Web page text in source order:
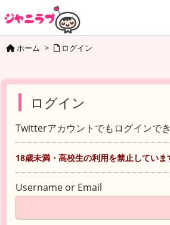
ホーム > ログイン
ログイン
Twitterアカウントでもログインで
18歳未満・高校生の利用を禁止していま
Username or Email